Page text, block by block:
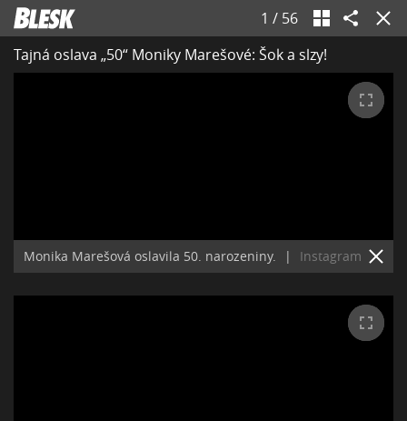
1 / 56
Tajná oslava „50“ Moniky Marešové: Šok a slzy!
Monika Marešová oslavila 50. narozeniny. | Instagram